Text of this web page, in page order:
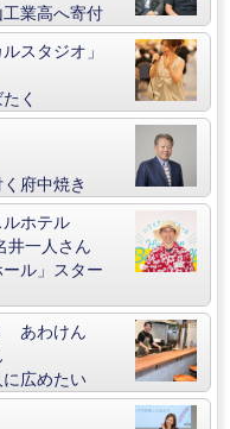
業高へ寄付
スタジオ」
く
府中焼き
ホテル
井一人さん
ール」スター
あわけん
広めたい